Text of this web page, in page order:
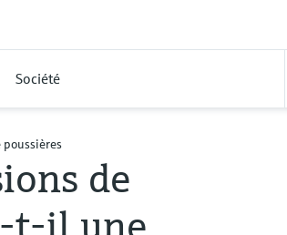
Société
poussières
de